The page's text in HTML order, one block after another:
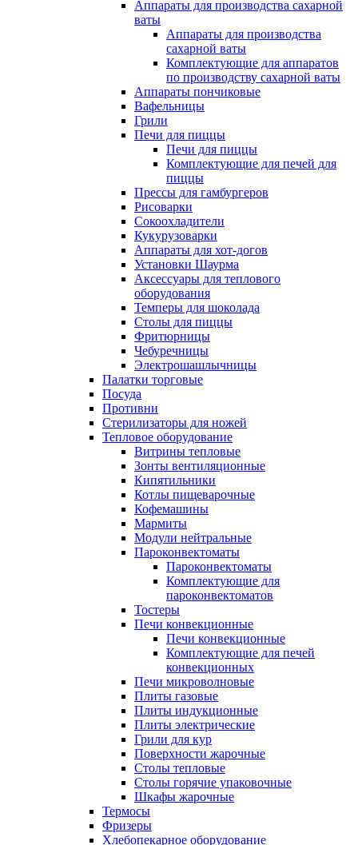
Аппараты для производства сахарной
ваты
Аппараты для производства
сахарной ваты
Комплектующие для аппаратов
по производству сахарной ваты
Аппараты пончиковые
Вафельницы
Грили
Печи для пиццы
Печи для пиццы
Комплектующие для печей для
пиццы
Прессы для гамбургеров
Рисоварки
Сокоохладители
Кукурузоварки
Аппараты для хот-догов
Установки Шаурма
Аксессуары для теплового
оборудования
Темперы для шоколада
Столы для пиццы
Фритюрницы
Чебуречницы
Электрошашлычницы
Палатки торговые
Посуда
Противни
Стерилизаторы для ножей
Тепловое оборудование
Витрины тепловые
Зонты вентиляционные
Кипятильники
Котлы пищеварочные
Кофемашины
Мармиты
Модули нейтральные
Пароконвектоматы
Пароконвектоматы
Комплектующие для
пароконвектоматов
Тостеры
Печи конвекционные
Печи конвекционные
Комплектующие для печей
конвекционных
Печи микроволновые
Плиты газовые
Плиты индукционные
Плиты электрические
Грили для кур
Поверхности жарочные
Столы тепловые
Столы горячие упаковочные
Шкафы жарочные
Термосы
Фризеры
Хлебопекарное оборудование